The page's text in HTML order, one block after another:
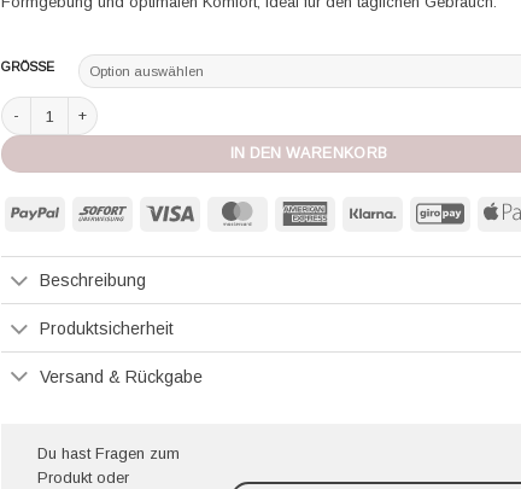
GRÖSSE
Chantelle bedeckender Bh mit. Bügel Hedona elfenbein Menge
IN DEN WARENKORB
PayPal Sofort Visa MasterCard American
Klarna GiroPay
Beschreibung
Produktsicherheit
Versand & Rückgabe
Du hast Fragen zum
Produkt oder